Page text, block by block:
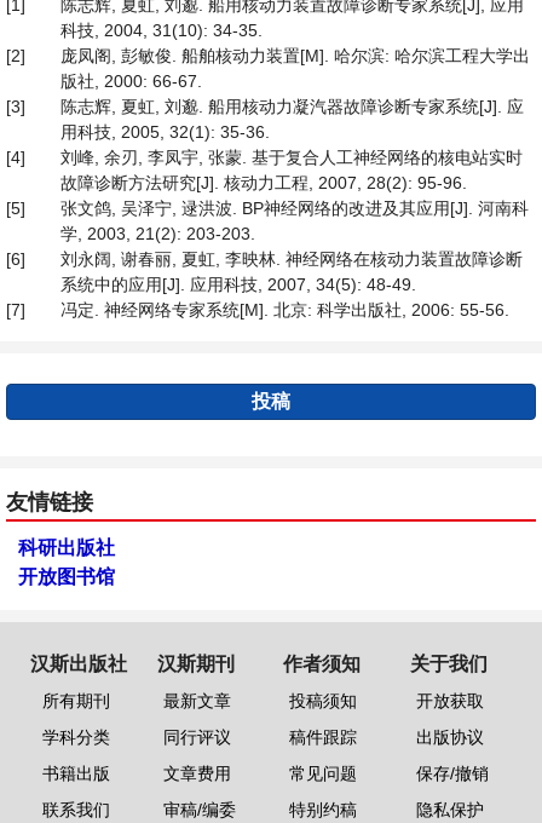
[1]
陈志辉, 夏虹, 刘邈. 船用核动力装置故障诊断专家系统[J], 应用
科技, 2004, 31(10): 34-35.
[2]
庞凤阁, 彭敏俊. 船舶核动力装置[M]. 哈尔滨: 哈尔滨工程大学出
版社, 2000: 66-67.
[3]
陈志辉, 夏虹, 刘邈. 船用核动力凝汽器故障诊断专家系统[J]. 应
用科技, 2005, 32(1): 35-36.
[4]
刘峰, 余刃, 李凤宇, 张蒙. 基于复合人工神经网络的核电站实时
故障诊断方法研究[J]. 核动力工程, 2007, 28(2): 95-96.
[5]
张文鸽, 吴泽宁, 逯洪波. BP神经网络的改进及其应用[J]. 河南科
学, 2003, 21(2): 203-203.
[6]
刘永阔, 谢春丽, 夏虹, 李映林. 神经网络在核动力装置故障诊断
系统中的应用[J]. 应用科技, 2007, 34(5): 48-49.
[7]
冯定. 神经网络专家系统[M]. 北京: 科学出版社, 2006: 55-56.
投稿
友情链接
科研出版社
开放图书馆
汉斯出版社
所有期刊
学科分类
书籍出版
联系我们
汉斯期刊
最新文章
同行评议
文章费用
审稿/编委
作者须知
投稿须知
稿件跟踪
常见问题
特别约稿
关于我们
开放获取
出版协议
保存/撤销
隐私保护